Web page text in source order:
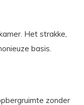
Het strakke,
basis.
zonder